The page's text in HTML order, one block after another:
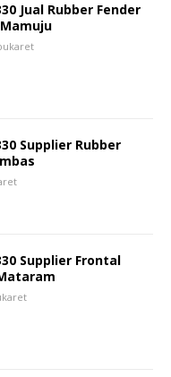
Jual Rubber Fender
Supplier Rubber
Supplier Frontal